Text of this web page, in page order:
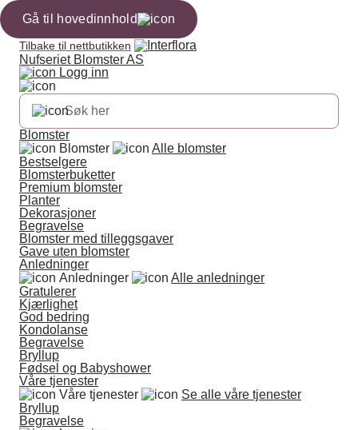
Gå til hovedinnhold
Tilbake til nettbutikken
Nufseriet Blomster AS
Logg inn
Blomster
Blomster
Alle blomster
Bestselgere
Blomsterbuketter
Premium blomster
Planter
Dekorasjoner
Begravelse
Blomster med tilleggsgaver
Gave uten blomster
Anledninger
Anledninger
Alle anledninger
Gratulerer
Kjærlighet
God bedring
Kondolanse
Begravelse
Bryllup
Fødsel og Babyshower
Våre tjenester
Våre tjenester
Se alle våre tjenester
Bryllup
Begravelse